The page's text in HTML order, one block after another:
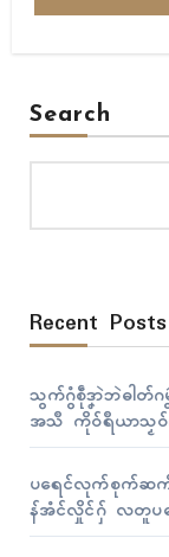
Search
Recent Posts
သွက်ဂွံစဵုဒၞာဲဘဲဓါတ်
အသဳ ကိုဝ်ရဳယာသၟဝ်က
ပရေၚ်လုက်စုက်
န်အံၚ်လှိုၚ်ဂှ် လတူပ